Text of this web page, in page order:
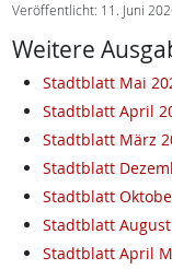
Veröffentlicht: 11. Juni
Weitere
Stadtblatt Mai
Stadtblatt April
Stadtblatt März
Stadtblatt
Stadtblatt
Stadtblatt
Stadtblatt April